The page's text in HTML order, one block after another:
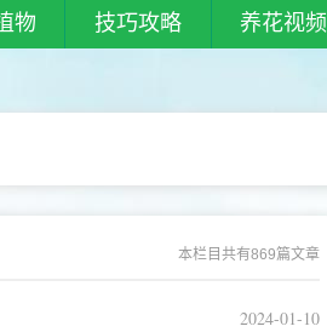
物 技巧攻略 养花视频
本栏目共有869篇文章
2024-01-10